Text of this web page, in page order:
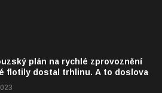
plán na rychlé zprovoznění
flotily dostal trhlinu. A to doslova